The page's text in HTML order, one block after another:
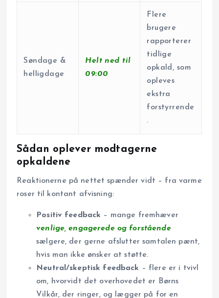
Søndage &
helligdage
Helt ned til
09:00
Flere
brugere
rapporterer
tidlige
opkald, som
opleves
ekstra
forstyrrende
.
Sådan oplever modtagerne
opkaldene
Reaktionerne på nettet spænder vidt – fra varme
roser til kontant afvisning:
Positiv feedback – mange fremhæver
venlige, engagerede og forstående
sælgere, der gerne afslutter samtalen pænt,
hvis man ikke ønsker at støtte.
Neutral/skeptisk feedback – flere er i tvivl
om, hvorvidt det overhovedet er Børns
Vilkår, der ringer, og lægger på for en